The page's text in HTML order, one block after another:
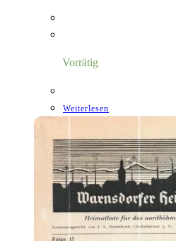
Vorrätig
Weiterlesen